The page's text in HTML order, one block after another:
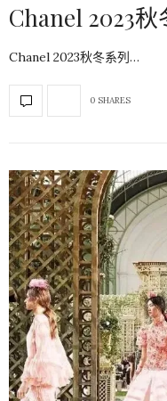
Chanel 2023秋
Chanel 2023秋冬系列…
0 SHARES